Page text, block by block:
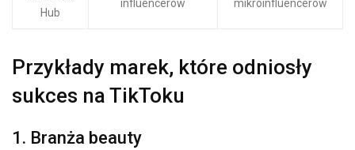
Hub
influencerów
mikroinfluencerów
Przykłady marek, które odniosły
sukces na TikToku
1. Branża beauty